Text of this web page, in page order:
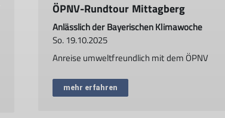
ÖPNV-Rundtour Mittagberg
Anlässlich der Bayerischen Klimawoche
So. 19.10.2025
Anreise umweltfreundlich mit dem ÖPNV
mehr erfahren